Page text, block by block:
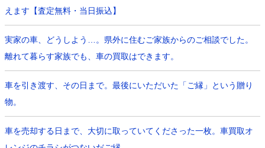
えます【査定無料・当日振込】
実家の車、どうしよう…。県外に住むご家族からのご相談でした。
離れて暮らす家族でも、車の買取はできます。
車を引き渡す、その日まで。最後にいただいた「ご縁」という贈り
物。
車を売却する日まで、大切に取っていてくださった一枚。車買取オ